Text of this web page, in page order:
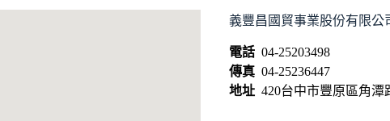
義豐昌國貿事業股份有限公
電話 04-25203498
傳真 04-25236447
地址 420台中市豐原區角潭